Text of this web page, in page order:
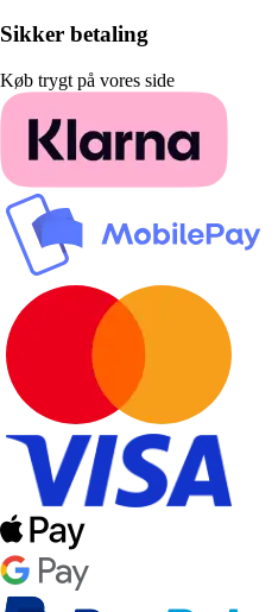
Sikker betaling
Køb trygt på vores side